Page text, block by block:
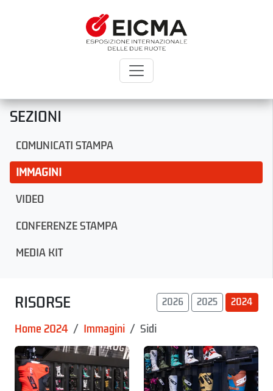
SEZIONI
COMUNICATI STAMPA
IMMAGINI
VIDEO
CONFERENZE STAMPA
MEDIA KIT
RISORSE 2026 2025 2024
Home 2024 Immagini Sidi